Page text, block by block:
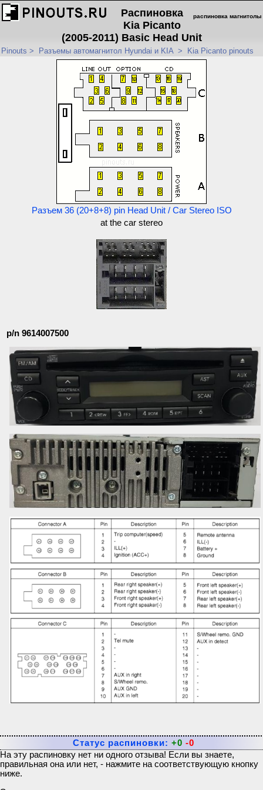
распиновка магнитолы
Распиновка
Kia Picanto
(2005-2011) Basic Head Unit
Pinouts > Разъемы автомагнитол Hyundai и KIA > Kia Picanto pinouts
Разъем 36 (20+8+8) pin Head Unit / Car Stereo ISO
at the car stereo
p/n 9614007500
Статус распиновки: +0 -0
На эту распиновку нет ни одного отзыва! Если вы знаете,
правильная она или нет, - нажмите на соответствующую кнопку
ниже.